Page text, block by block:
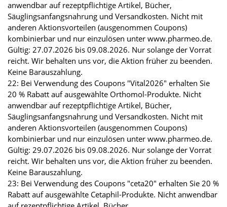
anwendbar auf rezeptpflichtige Artikel, Bücher,
Säuglingsanfangsnahrung und Versandkosten. Nicht mit
anderen Aktionsvorteilen (ausgenommen Coupons)
kombinierbar und nur einzulösen unter www.pharmeo.de.
Gültig: 27.07.2026 bis 09.08.2026. Nur solange der Vorrat
reicht. Wir behalten uns vor, die Aktion früher zu beenden.
Keine Barauszahlung.
22: Bei Verwendung des Coupons "Vital2026" erhalten Sie
20 % Rabatt auf ausgewählte Orthomol-Produkte. Nicht
anwendbar auf rezeptpflichtige Artikel, Bücher,
Säuglingsanfangsnahrung und Versandkosten. Nicht mit
anderen Aktionsvorteilen (ausgenommen Coupons)
kombinierbar und nur einzulösen unter www.pharmeo.de.
Gültig: 29.07.2026 bis 09.08.2026. Nur solange der Vorrat
reicht. Wir behalten uns vor, die Aktion früher zu beenden.
Keine Barauszahlung.
23: Bei Verwendung des Coupons "ceta20" erhalten Sie 20 %
Rabatt auf ausgewählte Cetaphil-Produkte. Nicht anwendbar